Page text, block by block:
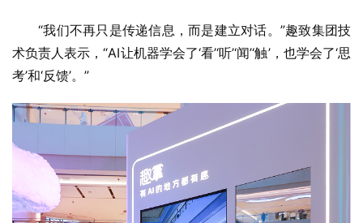
“我们不再只是传递信息，而是建立对话。”趣致集团技
术负责人表示，“AI让机器学会了‘看’‘听’‘闻’‘触’，也学会了‘思
考’和‘反馈’。”